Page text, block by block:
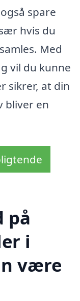
spare
hvis du
Med
vil du kunne
sikrer, at din
bliver en
på
i
være